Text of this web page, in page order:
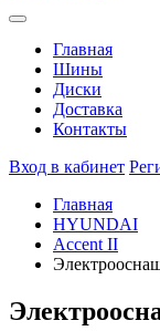
Главная
Шины
Диски
Доставка
Контакты
Вход в кабинет
Главная
HYUNDAI
Accent II